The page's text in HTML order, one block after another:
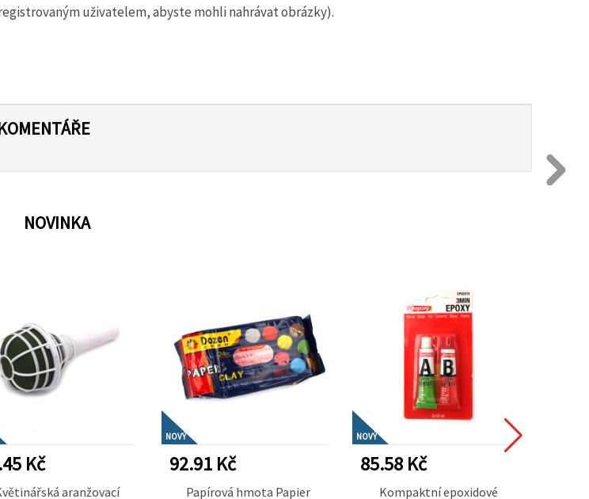
uživatelem, abyste mohli nahrávat obrázky).
NOVINKA
Kč
aranžovací
NOVÝ
92.91 Kč
Papírová hmota Papier
NOVÝ
85.58 Kč
Kompaktní epoxidové